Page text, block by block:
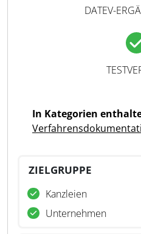
DATEV-
In Kategorien
ZIELGRUPPE
Kanzleien
Unternehmen